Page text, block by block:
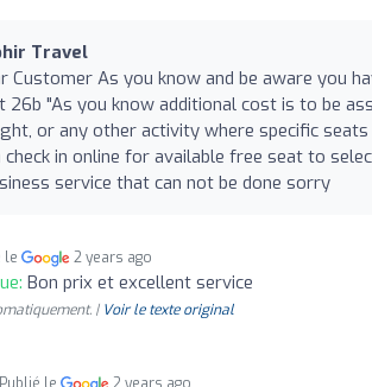
Travel
Customer As you know and be aware you
26b "As you know additional cost is to be
or any other activity where specific
check in online for available free seat to
service that can not be done sorry
le 2 years ago
Bon prix et excellent service
| Voir le texte original
Publié le 2 years ago